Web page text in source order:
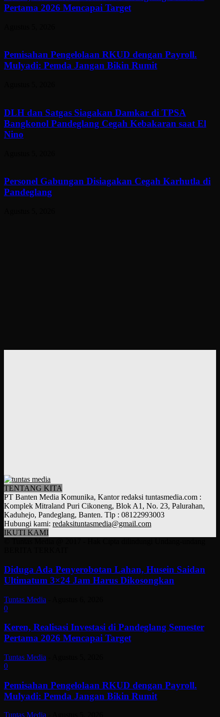
Pertama 2026 Mencapai Target
Pemisahan Pengelolaan RKUD dengan Payroll.
Mulyadi: Pemda Jangan Bikin Rumit
DLH dan Satgas Siagakan Damkar di TPSA
Bangkonol Pandeglang Cegah Kebakaran saat El
Nino
Personel Gabungan Disiagakan Cegah Karhutla di
Pandeglang
TENTANG KITA
PT Banten Media Komunika, Kantor redaksi tuntasmedia.com :
Komplek Mitraland Puri Cikoneng, Blok A1, No. 23, Palurahan,
Kaduhejo, Pandeglang, Banten. Tlp : 08122993003
Hubungi kami: redaksituntasmedia@gmail.com
IKUTI KAMI
Diduga Ada Penyerobotan Lahan, Husein Saidan
Ultimatum 3×24 Jam Harus Dikosongkan
Tuntas Media
0
Keren, Realisasi Investasi di Pandeglang Semester
Pertama 2026 Mencapai Target
Tuntas Media
0
Pemisahan Pengelolaan RKUD dengan Payroll.
Mulyadi: Pemda Jangan Bikin Rumit
Tuntas Media